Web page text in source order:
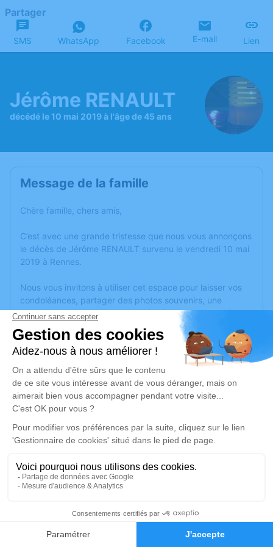
Faire-part Hommages
Partager
SMS WhatsApp Facebook E-mail Lien
Jérôme RENAULT
décédé le 10 mai 2019 à l'âge de 45 ans
Message de la famille
Chère famille, chers amis,
C’est avec une grande tristesse que nous vous annonçons
le décès de Jérôme RENAULT survenu le vendredi 10 mai
2019 à Rennes.
Nous vous invitons à utiliser cet espace pour laisser vos
condoléances, partager des photos souvenirs, une
anecdote ou exprimer vos pensées à travers des poèmes
ou des textes. Cet endroit est un lieu d'expression dédié à
honorer la mémoire de Jérôme RENAULT.
Un service de plantation d’arbre hommage estdisponible
jeudi 16 mai 2019 à 10h30
Mémentorium du Centre Funéraire de
Montreuil-Juigné
49460 Montreuil-Juigné